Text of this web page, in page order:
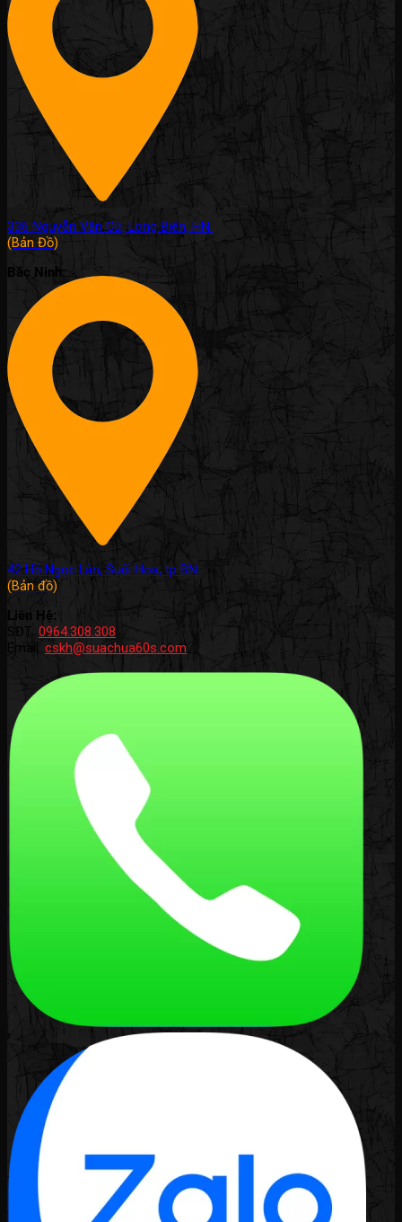
336 Nguyễn Văn Cừ, Long Biên, HN.
(Bản Đồ)
Bắc Ninh:
42 Hồ Ngọc Lân, Suối Hoa, tp BN.
(Bản đồ)
Liên Hệ:
SĐT: 0964.308.308
Email: cskh@suachua60s.com